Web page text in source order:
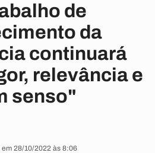
de
da
continuará
relevância e
senso"
em 28/10/2022 às 8:06